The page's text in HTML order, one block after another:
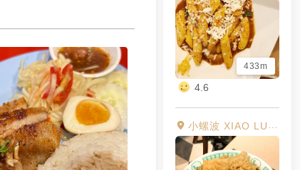
433m
4.6
小螺波 XIAO LUO BO公館店